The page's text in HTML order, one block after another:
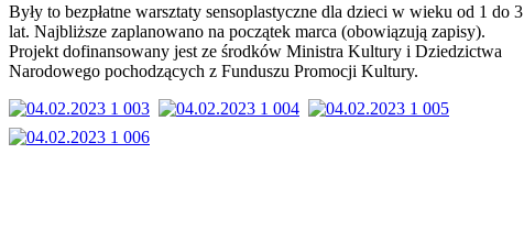
Były to bezpłatne warsztaty sensoplastyczne dla dzieci w wieku od 1 do 3
lat. Najbliższe zaplanowano na początek marca (obowiązują zapisy).
Projekt dofinansowany jest ze środków Ministra Kultury i Dziedzictwa
Narodowego pochodzących z Funduszu Promocji Kultury.